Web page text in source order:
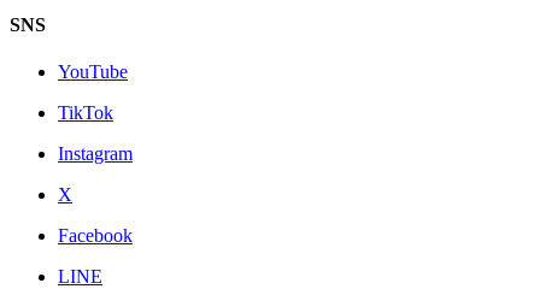
SNS
YouTube
TikTok
Instagram
X
Facebook
LINE